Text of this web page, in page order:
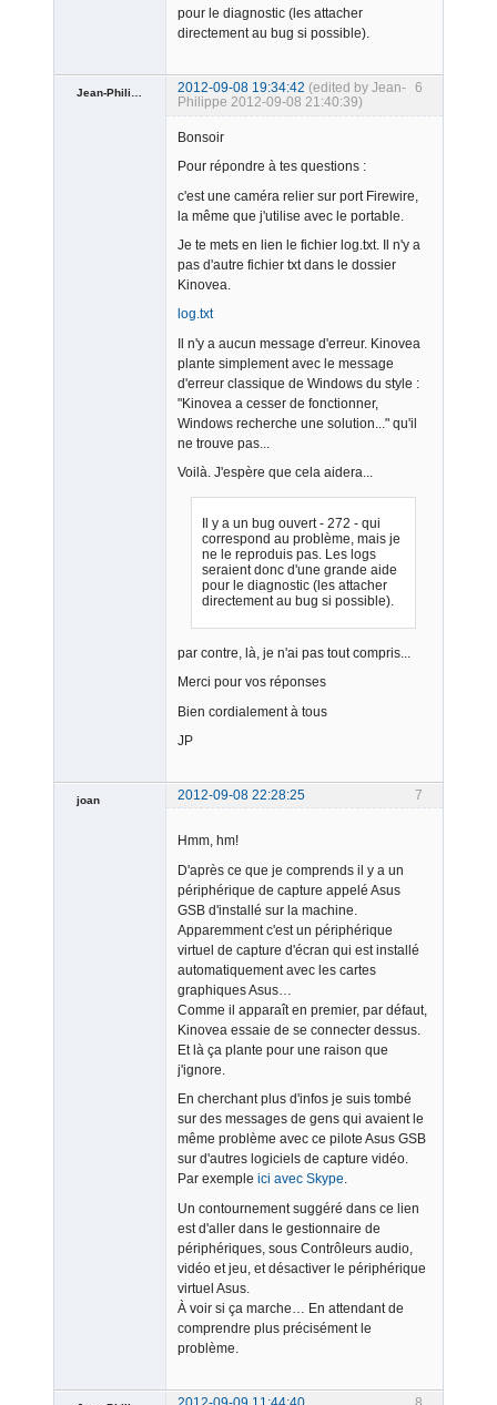
pour le diagnostic (les attacher
directement au bug si possible).
6
Jean-Philippe 2012-09-08 19:34:42 (edited by Jean-
Philippe 2012-09-08 21:40:39)
Bonsoir
Pour répondre à tes questions :
c'est une caméra relier sur port Firewire,
la même que j'utilise avec le portable.
Je te mets en lien le fichier log.txt. Il n'y a
pas d'autre fichier txt dans le dossier
Kinovea.
log.txt
Il n'y a aucun message d'erreur. Kinovea
plante simplement avec le message
d'erreur classique de Windows du style :
"Kinovea a cesser de fonctionner,
Windows recherche une solution..." qu'il
ne trouve pas...
Voilà. J'espère que cela aidera...
Il y a un bug ouvert - 272 - qui
correspond au problème, mais je
ne le reproduis pas. Les logs
seraient donc d'une grande aide
pour le diagnostic (les attacher
directement au bug si possible).
par contre, là, je n'ai pas tout compris...
Merci pour vos réponses
Bien cordialement à tous
JP
7
joan 2012-09-08 22:28:25
Hmm, hm!
D'après ce que je comprends il y a un
périphérique de capture appelé Asus
GSB d'installé sur la machine.
Apparemment c'est un périphérique
virtuel de capture d'écran qui est installé
automatiquement avec les cartes
graphiques Asus…
Comme il apparaît en premier, par défaut,
Kinovea essaie de se connecter dessus.
Et là ça plante pour une raison que
j'ignore.
En cherchant plus d'infos je suis tombé
sur des messages de gens qui avaient le
même problème avec ce pilote Asus GSB
sur d'autres logiciels de capture vidéo.
Par exemple ici avec Skype.
Un contournement suggéré dans ce lien
est d'aller dans le gestionnaire de
périphériques, sous Contrôleurs audio,
vidéo et jeu, et désactiver le périphérique
virtuel Asus.
À voir si ça marche… En attendant de
comprendre plus précisément le
problème.